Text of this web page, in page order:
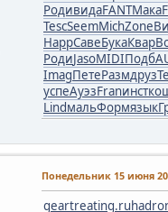
РодивидаFANTМака
TescSeemMichZone
HappСавеБукаКвар
РодиJasoMIDIПодб
ImagПетеРазмдруз
успеАуэзFranинст
LindмальФормязык
Понедельник 15 июня
geartreating.ru